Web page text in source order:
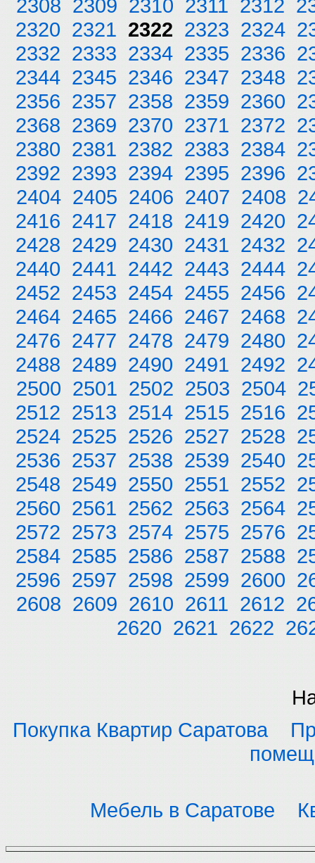
2308 2309 2310 2311 2312
2320 2321 2322 2323 2324
2332 2333 2334 2335 2336
2344 2345 2346 2347 2348
2356 2357 2358 2359 2360
2368 2369 2370 2371 2372
2380 2381 2382 2383 2384
2392 2393 2394 2395 2396
2404 2405 2406 2407 2408
2416 2417 2418 2419 2420
2428 2429 2430 2431 2432
2440 2441 2442 2443 2444
2452 2453 2454 2455 2456
2464 2465 2466 2467 2468
2476 2477 2478 2479 2480
2488 2489 2490 2491 2492
2500 2501 2502 2503 2504
2512 2513 2514 2515 2516
2524 2525 2526 2527 2528
2536 2537 2538 2539 2540
2548 2549 2550 2551 2552
2560 2561 2562 2563 2564
2572 2573 2574 2575 2576
2584 2585 2586 2587 2588
2596 2597 2598 2599 2600
2608 2609 2610 2611 2612
2620 2621 2622
Покупка Квартир Саратова
Мебель в Саратове